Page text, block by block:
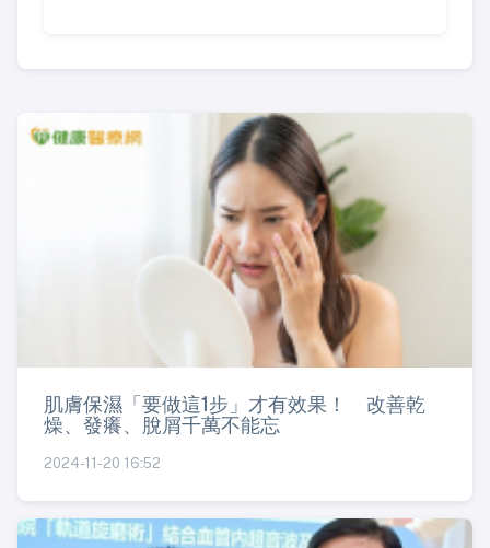
肌膚保濕「要做這1步」才有效果！ 改善乾
燥、發癢、脫屑千萬不能忘
2024-11-20 16:52